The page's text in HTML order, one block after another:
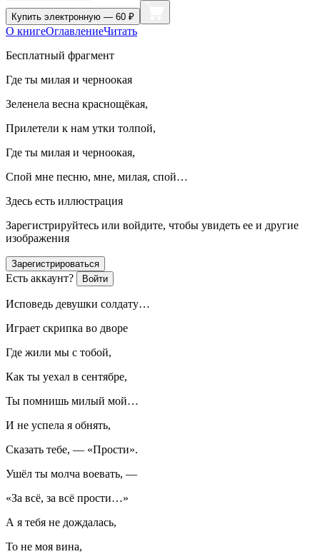
Купить электронную — 60 ₽
О книгеОглавлениеЧитать
Бесплатный фрагмент
Где ты милая и черноокая
Зеленела весна краснощёкая,
Прилетели к нам утки толпой,
Где ты милая и черноокая,
Спой мне песню, мне, милая, спой…
Здесь есть иллюстрация
Зарегистрируйтесь или войдите, чтобы увидеть ее и другие
изображения
Зарегистрироваться
Есть аккаунт? Войти
Исповедь девушки солдату…
Играет скрипка во дворе
Где жили мы с тобой,
Как ты уехал в сентябре,
Ты помнишь милый мой…
И не успела я обнять,
Сказать тебе, — «Прости».
Ушёл ты молча воевать, —
«За всё, за всё прости…»
А я тебя не дождалась,
То не моя вина,